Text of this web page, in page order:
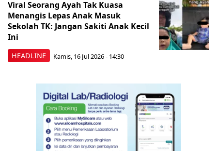
HEADLINE
Viral Seorang Ayah Tak Kuasa
Menangis Lepas Anak Masuk
Sekolah TK: Jangan Sakiti Anak Kecil
Ini
Kamis, 16 Jul 2026 - 14:30